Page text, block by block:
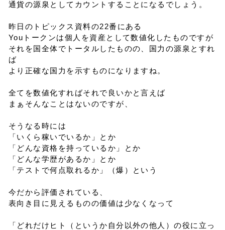
通貨の源泉としてカウントすることになるでしょう。
昨日のトピックス資料の22番にある
Youトークンは個人を資産として数値化したものですが
それを国全体でトータルしたものの、国力の源泉とすれ
ば
より正確な国力を示すものになりますね。
全てを数値化すればそれで良いかと言えば
まぁそんなことはないのですが、
そうなる時には
「いくら稼いでいるか」とか
「どんな資格を持っているか」とか
「どんな学歴があるか」とか
「テストで何点取れるか」（爆）という
今だから評価されている、
表向き目に見えるものの価値は少なくなって
「どれだけヒト（というか自分以外の他人）の役に立っ